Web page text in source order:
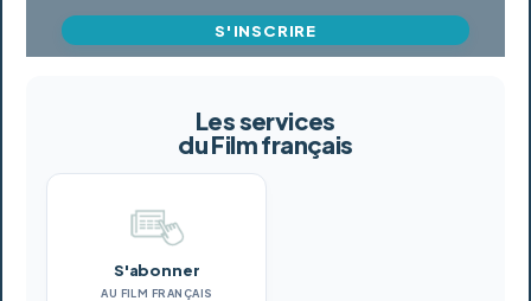
S'INSCRIRE
Les services
du Film français
S'abonner
AU FILM FRANÇAIS